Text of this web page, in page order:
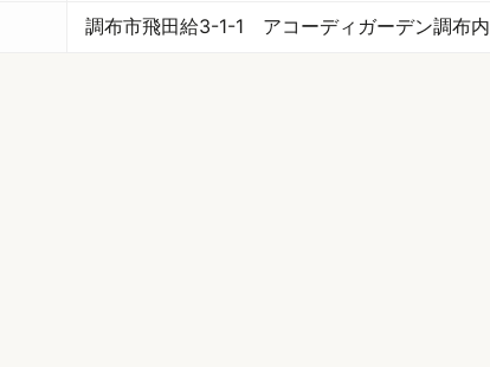
調布市飛田給3-1-1 アコーディガーデン調布内